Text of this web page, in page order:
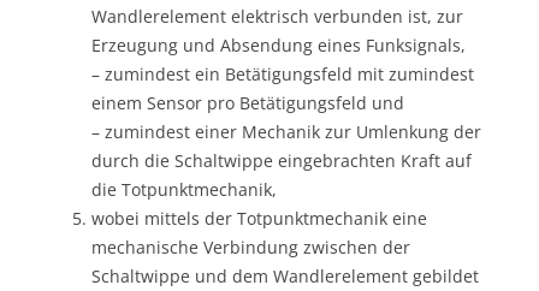
Wandlerelement elektrisch verbunden ist, zur
Erzeugung und Absendung eines Funksignals,
– zumindest ein Betätigungsfeld mit zumindest
einem Sensor pro Betätigungsfeld und
– zumindest einer Mechanik zur Umlenkung der
durch die Schaltwippe eingebrachten Kraft auf
die Totpunktmechanik,
wobei mittels der Totpunktmechanik eine
mechanische Verbindung zwischen der
Schaltwippe und dem Wandlerelement gebildet